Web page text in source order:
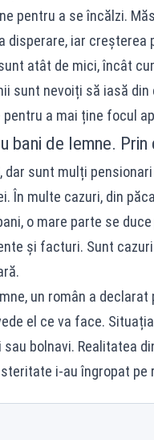
pentru a se încălzi.
disperare, iar
atât de mici, încât
sunt nevoiți să iasă
a mai ține focul
bani de lemne.
dar sunt mulți
În multe cazuri, din
o mare parte se
și facturi. Sunt
un român a
el ce va face.
bolnavi. Realitatea
i-au îngropat